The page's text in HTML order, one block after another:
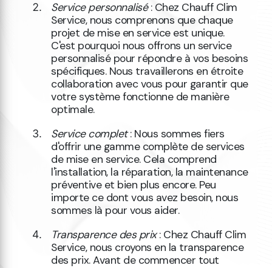
Service personnalisé: Chez Chauff Clim
Service, nous comprenons que chaque
projet de mise en service est unique.
C'est pourquoi nous offrons un service
personnalisé pour répondre à vos besoins
spécifiques. Nous travaillerons en étroite
collaboration avec vous pour garantir que
votre système fonctionne de manière
optimale.
Service complet: Nous sommes fiers
d'offrir une gamme complète de services
de mise en service. Cela comprend
l'installation, la réparation, la maintenance
préventive et bien plus encore. Peu
importe ce dont vous avez besoin, nous
sommes là pour vous aider.
Transparence des prix: Chez Chauff Clim
Service, nous croyons en la transparence
des prix. Avant de commencer tout